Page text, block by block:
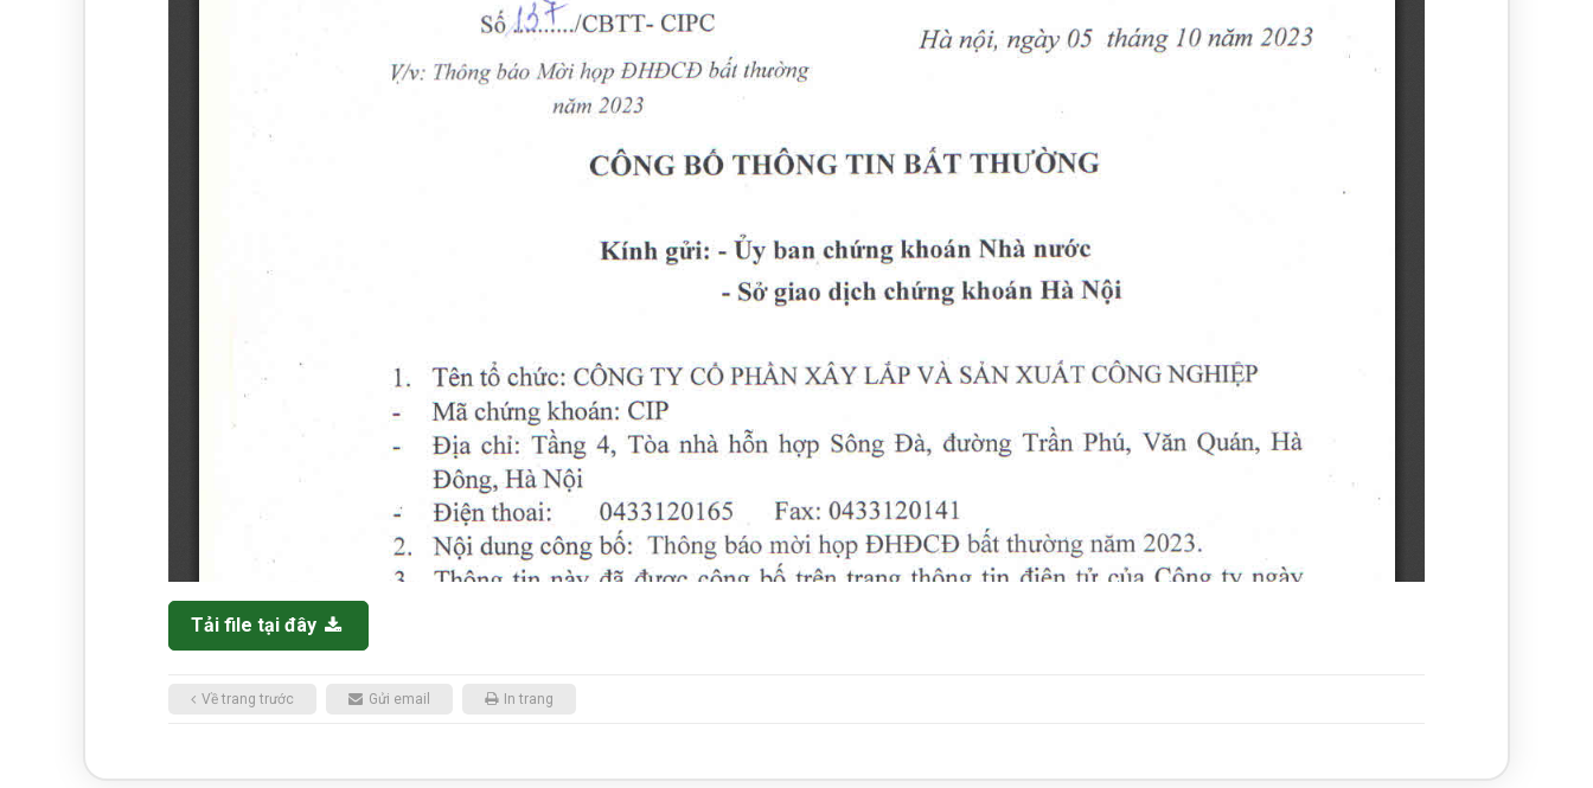
Tải file tại đây
Về trang trước Gửi email In trang